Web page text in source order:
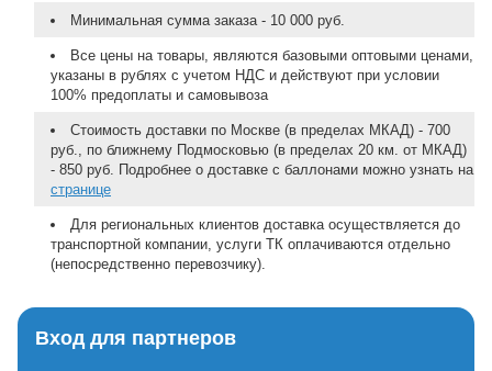
Минимальная сумма заказа - 10 000 руб.
Все цены на товары, являются базовыми оптовыми ценами,
указаны в рублях с учетом НДС и действуют при условии
100% предоплаты и самовывоза
Стоимость доставки по Москве (в пределах МКАД) - 700
руб., по ближнему Подмосковью (в пределах 20 км. от МКАД)
- 850 руб. Подробнее о доставке с баллонами можно узнать на
странице
Для региональных клиентов доставка осуществляется до
транспортной компании, услуги ТК оплачиваются отдельно
(непосредственно перевозчику).
Вход для партнеров